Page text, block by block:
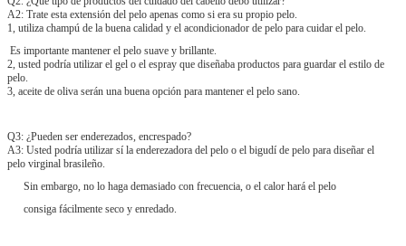
A2: Trate esta extensión del pelo apenas como si era su propio pelo.
1, utiliza champú de la buena calidad y el acondicionador de pelo para cuidar el pelo.
Es importante mantener el pelo suave y brillante.
2, usted podría utilizar el gel o el espray que diseñaba productos para guardar el estilo de
pelo.
3, aceite de oliva serán una buena opción para mantener el pelo sano.
Q3: ¿Pueden ser enderezados, encrespado?
A3: Usted podría utilizar sí la enderezadora del pelo o el bigudí de pelo para diseñar el
pelo virginal brasileño.
Sin embargo, no lo haga demasiado con frecuencia, o el calor hará el pelo
consiga fácilmente seco y enredado.